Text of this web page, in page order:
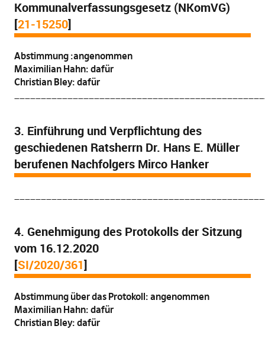
Kommunalverfassungsgesetz (NKomVG)
[21-15250]
Abstimmung :angenommen
Maximilian Hahn: dafür
Christian Bley: dafür
3. Einführung und Verpflichtung des
geschiedenen Ratsherrn Dr. Hans E. Müller
berufenen Nachfolgers Mirco Hanker
4. Genehmigung des Protokolls der Sitzung
vom 16.12.2020
[SI/2020/361]
Abstimmung über das Protokoll: angenommen
Maximilian Hahn: dafür
Christian Bley: dafür